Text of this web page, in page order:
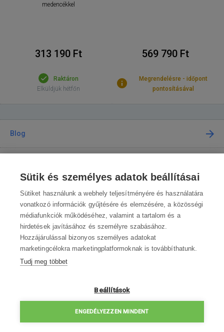
medencékkel
313 190 Ft
Raktáron
Elküldjük hétfőn
569 790 Ft
Megrendelésre - időpont
pontosításával
Blog
A vásárlásról
Kapcsolat
Lépjen kapcsolatba velünk
Hé-Pé 8:00—16:30
Sütik és személyes adatok beállításai
Sütiket használunk a webhely teljesítményére és használatára
vonatkozó információk gyűjtésére és elemzésére, a közösségi
médiafunkciók működéséhez, valamint a tartalom és a
hirdetések javításához és személyre szabásához.
Hozzájárulással bizonyos személyes adatokat
marketingcélokra marketingplatformoknak is továbbíthatunk.
Tudj meg többet
Beállítások
ENGEDÉLYEZZEN MINDENT